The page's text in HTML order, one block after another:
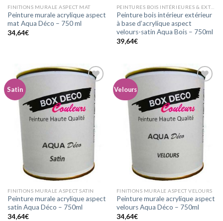
FINITIONS MURALE ASPECT MAT
Peinture murale acrylique aspect
mat Aqua Déco – 750 ml
34,64€
PEINTURES BOIS INTÉRIEURES & EXTÉRIEURES ASPECT VELOURS-SATIN
Peinture bois intérieur extérieur
à base d’acrylique aspect
velours-satin Aqua Bois – 750ml
39,64€
Satin
Ajouter
à la
wishlist
FINITIONS MURALE ASPECT SATIN
Peinture murale acrylique aspect
satin Aqua Déco – 750ml
34,64€
Velours
Ajouter
à la
wishlist
FINITIONS MURALE ASPECT VELOURS
Peinture murale acrylique aspect
velours Aqua Déco – 750ml
34,64€